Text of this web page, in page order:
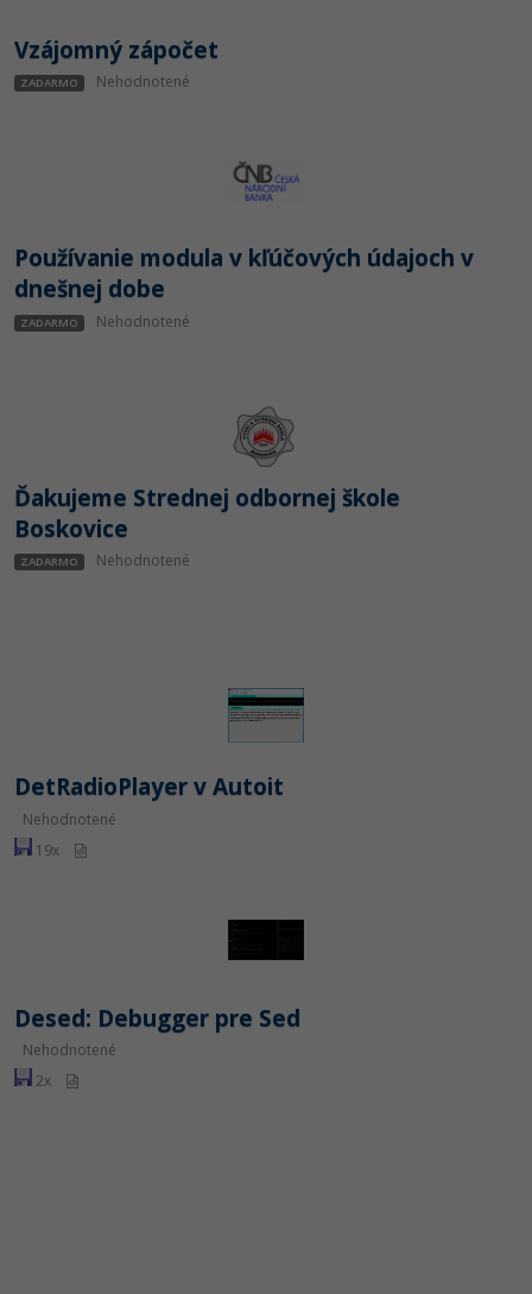
Vzájomný zápočet
ZADARMO Nehodnotené
Používanie modula v kľúčových údajoch v
dnešnej dobe
ZADARMO Nehodnotené
Ďakujeme Strednej odbornej škole
Boskovice
ZADARMO Nehodnotené
DetRadioPlayer v Autoit
Nehodnotené
19x
Desed: Debugger pre Sed
Nehodnotené
2x